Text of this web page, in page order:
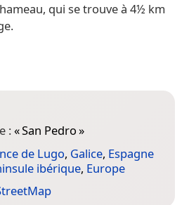
qui se trouve à 4½ km
:«San Pedro»
de Lugo, Galice, Espagne
ibérique, Europe